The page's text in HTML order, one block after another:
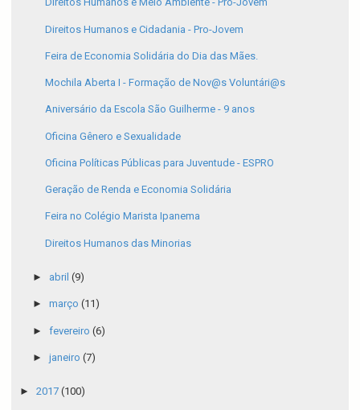
Direitos Humanos e Cidadania - Pro-Jovem
Feira de Economia Solidária do Dia das Mães.
Mochila Aberta I - Formação de Nov@s Voluntári@s
Aniversário da Escola São Guilherme - 9 anos
Oficina Gênero e Sexualidade
Oficina Políticas Públicas para Juventude - ESPRO
Geração de Renda e Economia Solidária
Feira no Colégio Marista Ipanema
Direitos Humanos das Minorias
► abril (9)
► março (11)
► fevereiro (6)
► janeiro (7)
► 2017 (100)